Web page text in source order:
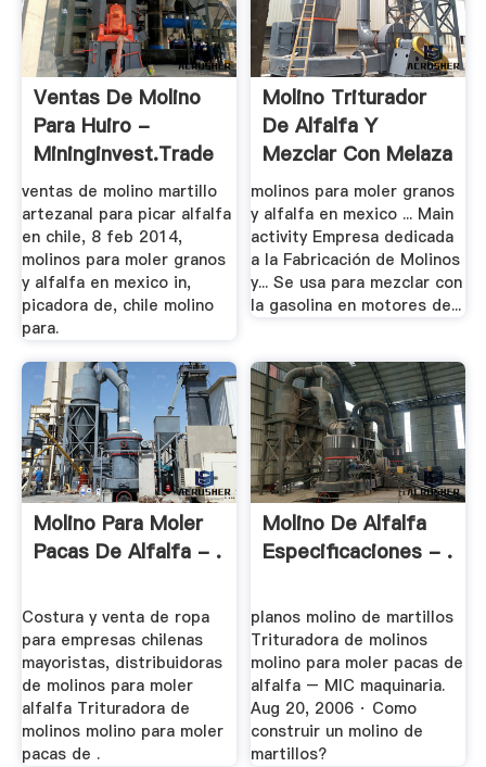
Ventas De Molino
Para Huiro -
Mininginvest.trade
ventas de molino martillo
artezanal para picar alfalfa
en chile, 8 feb 2014,
molinos para moler granos
y alfalfa en mexico in,
picadora de, chile molino
para.
Molino Triturador
De Alfalfa Y
Mezclar Con Melaza
molinos para moler granos
y alfalfa en mexico ... Main
activity Empresa dedicada
a la Fabricación de Molinos
y... Se usa para mezclar con
la gasolina en motores de...
Molino Para Moler
Pacas De Alfalfa - .
Costura y venta de ropa
para empresas chilenas
mayoristas, distribuidoras
de molinos para moler
alfalfa Trituradora de
molinos molino para moler
pacas de .
Molino De Alfalfa
Especificaciones - .
planos molino de martillos
Trituradora de molinos
molino para moler pacas de
alfalfa – MIC maquinaria.
Aug 20, 2006 · Como
construir un molino de
martillos?